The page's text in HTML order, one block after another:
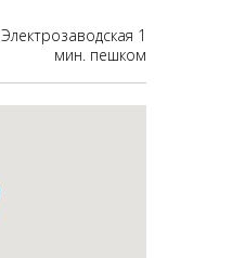
Электрозаводская 1
мин. пешком